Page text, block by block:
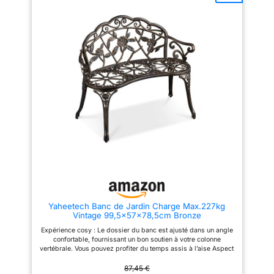
dans votre véranda. SOLIDITÉ
ET CHARME AU RENDEZ-VOUS
: Découvrez la robustesse
incomparable de notre
banquette jardin, soutenu par
des éléments latéraux en fer de
fonte décoratif. Que ce soit pour
un salon de jardin bois ou
comme complément à votre
mobilier de jardin, ce banc allie
élégance et solidité. Parfait
pour votre terrasse exterieur, il
vous offre un espace
accueillant pour profiter des
jardin n'est pas seulement un
meuble, c'est une promesse de
longévité grâce à son traitement
haut de gamme. Résistant aux
bois s'intègre parfaitement
dans votre salon de jardin
exterieur ou près de votre
promet des moments
dans votre véranda. SOLIDITÉ
ET CHARME AU RENDEZ-VOUS
: Découvrez la robustesse
incomparable de notre
banquette jardin, soutenu par
des éléments latéraux en fer de
fonte décoratif. Que ce soit pour
un salon de jardin bois ou
comme complément à votre
mobilier de jardin, ce banc allie
élégance et solidité. Parfait
jardin n'est pas seulement un
longévité grâce à son traitement
haut de gamme. Résistant aux
bois s'intègre parfaitement
dans votre salon de jardin
exterieur ou près de votre
Yaheetech Banc de Jardin Charge Max.227kg
Vintage 99,5×57×78,5cm Bronze
Expérience cosy : Le dossier du banc est ajusté dans un angle
confortable, fournissant un bon soutien à votre colonne
vertébrale. Vous pouvez profiter du temps assis à l’aise Aspect
banc. Cet élément apporte une touche calme et élégante. La
87,45 €